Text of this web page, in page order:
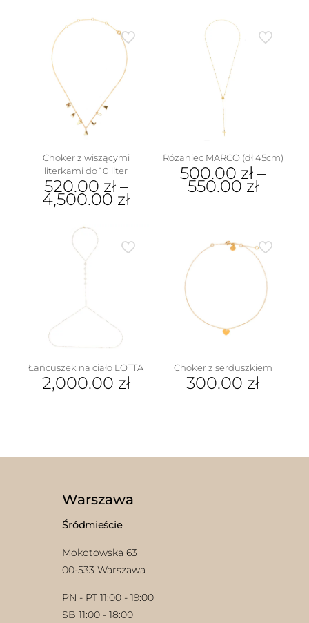
produkt
wariantów.
można
wybrać
na
stronie
produktu
ma
wiele
wariantów.
Opcje
można
wybrać
na
stronie
produktu
Choker z wiszącymi
literkami do 10 liter
520.00 zł–
4,500.00 zł
produkt
ma
wiele
Opcje
wybrać
produktu
Różaniec MARCO (dł 45cm)
500.00 zł –
550.00 zł
wiele
wariantów.
stronie
produktu
Łańcuszek na ciało LOTTA
2,000.00 zł
Choker z serduszkiem
300.00 zł
Warszawa
Śródmieście
Mokotowska 63
00-533 Warszawa
PN - PT 11:00 - 19:00
SB 11:00 - 18:00